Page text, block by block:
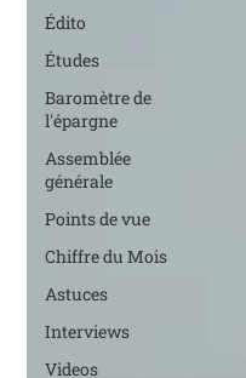
Édito
Études
Baromètre de
l'épargne
Assemblée
générale
Points de vue
Chiffre du Mois
Astuces
Interviews
Videos